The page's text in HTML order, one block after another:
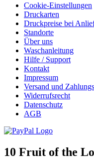
Cookie-Einstellungen
Druckarten
Druckpreise bei
Standorte
Über uns
Waschanleitung
Hilfe / Support
Kontakt
Impressum
Versand und
Widerrufsrecht
Datenschutz
AGB
10 Fruit of the